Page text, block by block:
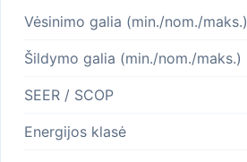
Vėsinimo galia (min./nom./maks.)
Šildymo galia (min./nom./maks.)
SEER / SCOP
Energijos klasė